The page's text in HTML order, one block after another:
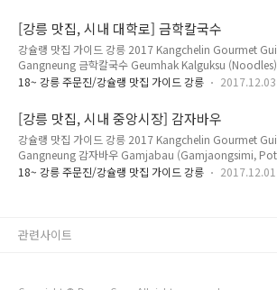
do 전화 Telephone : 010-2350-5883 메뉴 및 가격 Menu
with Prices : 장칼국수 6,000원 칼국수 5,000원 잔치국수
5,000원 손만두국 7,000원 떡만두국 6,000원 떡국 6,000
공기밥 1,000원 주문진 사람들이 장칼국수 먹으러 갈 때
곳. 장칼국수는 고추장과 된장으로 국물을 낸 칼국수다. 장칼
[강릉 맛집, 시내 대학로] 금학칼국수
강슐랭 맛집 가이드 강릉 2017 Kangchelin Gourmet
Gangneung 금학칼국수 Geumhak Kalguksu
소 Address : 강원도 강릉시 대학길 12-6 (금학동 14-1) 12-
: 033-646-0175 영업 시간 Opening Hours : 09:00 ~
첫째주, 셋째주 일요일 휴무 Every 1st, 3rd Sunday
뉴 및 가격 Menu with Prices : 장칼국수 6,000원 강원도,
을 대표하는 음식 장칼국수를 파는 곳. 장칼국수는 고추장
장으로 국물을 낸 칼국수다. 장칼국수의 유래에 대해 잠시 설
18~ 강릉 주문진/강슐랭 맛집 가이드 강릉 2017.12.03
[강릉 맛집, 시내 중앙시장] 감자바우
강슐랭 맛집 가이드 강릉 2017 Kangchelin Gourmet
Gangneung 감자바우 Gamjabau (Gamjaongsimi,
Ball Soup) 주소 Address : 강원도 강릉시 금성로35번길 4
Prices : 감자옹심이 Gamjaongsimi, Potato Ball Soup
18~ 강릉 주문진/강슐랭 맛집 가이드 강릉 2017.12.01
관련사이트